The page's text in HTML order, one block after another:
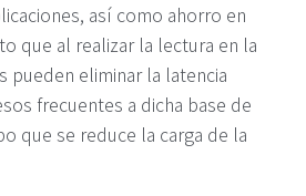
así como ahorro en
que al realizar la lectura en la
pueden eliminar la latencia
frecuentes a dicha base de
que se reduce la carga de la